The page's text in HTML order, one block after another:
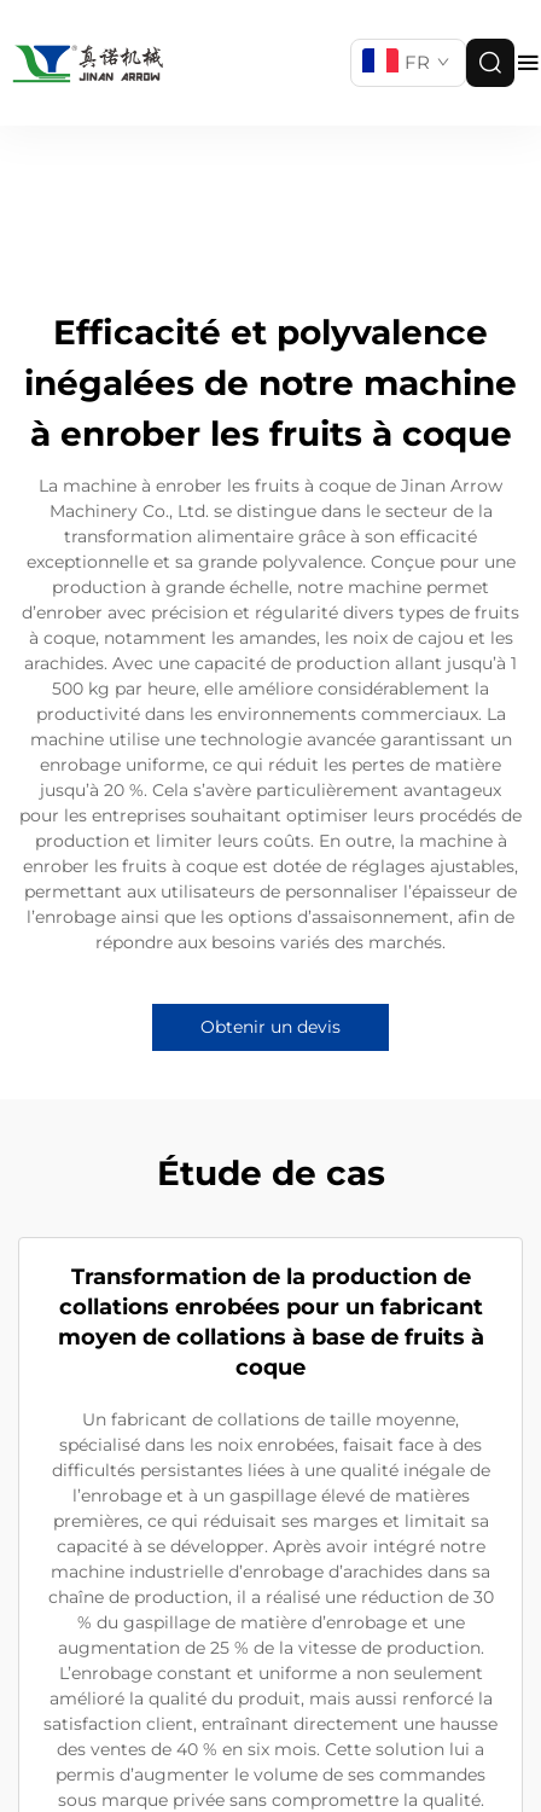
FR
Efficacité et polyvalence
inégalées de notre machine
à enrober les fruits à coque
La machine à enrober les fruits à coque de Jinan Arrow
Machinery Co., Ltd. se distingue dans le secteur de la
transformation alimentaire grâce à son efficacité
exceptionnelle et sa grande polyvalence. Conçue pour une
production à grande échelle, notre machine permet
d’enrober avec précision et régularité divers types de fruits
à coque, notamment les amandes, les noix de cajou et les
arachides. Avec une capacité de production allant jusqu’à 1
500 kg par heure, elle améliore considérablement la
productivité dans les environnements commerciaux. La
machine utilise une technologie avancée garantissant un
enrobage uniforme, ce qui réduit les pertes de matière
jusqu’à 20 %. Cela s’avère particulièrement avantageux
pour les entreprises souhaitant optimiser leurs procédés de
production et limiter leurs coûts. En outre, la machine à
enrober les fruits à coque est dotée de réglages ajustables,
permettant aux utilisateurs de personnaliser l’épaisseur de
l’enrobage ainsi que les options d’assaisonnement, afin de
répondre aux besoins variés des marchés.
Obtenir un devis
Étude de cas
Transformation de la production de
collations enrobées pour un fabricant
moyen de collations à base de fruits à
coque
Un fabricant de collations de taille moyenne,
spécialisé dans les noix enrobées, faisait face à des
difficultés persistantes liées à une qualité inégale de
l’enrobage et à un gaspillage élevé de matières
premières, ce qui réduisait ses marges et limitait sa
capacité à se développer. Après avoir intégré notre
machine industrielle d’enrobage d’arachides dans sa
chaîne de production, il a réalisé une réduction de 30
% du gaspillage de matière d’enrobage et une
augmentation de 25 % de la vitesse de production.
L’enrobage constant et uniforme a non seulement
amélioré la qualité du produit, mais aussi renforcé la
satisfaction client, entraînant directement une hausse
des ventes de 40 % en six mois. Cette solution lui a
permis d’augmenter le volume de ses commandes
sous marque privée sans compromettre la qualité.